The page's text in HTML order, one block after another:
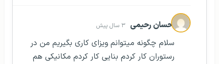
احسان رحیمی ۳ سال پیش
سلام چگونه میتوانم ویزای کاری بگیریم من در
رستوران کار کردم بنایی کار کردم مکانیکی هم